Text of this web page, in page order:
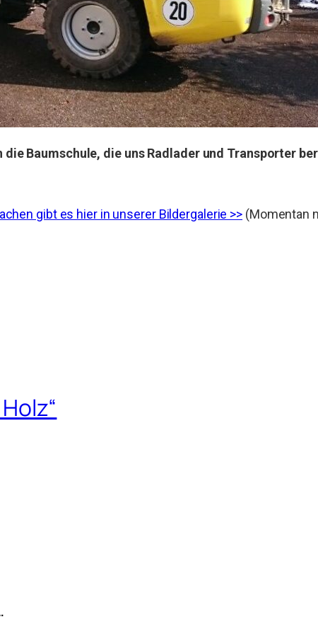
Baumschule, die uns Radlader und Transporter
gibt es hier in unserer Bildergalerie >> (Momentan